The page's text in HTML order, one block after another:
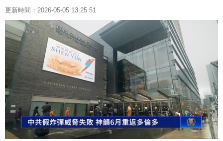
更新時間：2026-05-05 13:25:51